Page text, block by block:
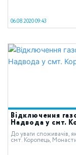
06.08.2020 09:43
Відключення
Надвода у смт.
До уваги споживачів,
смт. Коропець,